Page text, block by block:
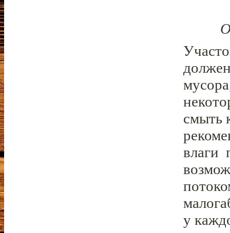
смыть
влаги
у